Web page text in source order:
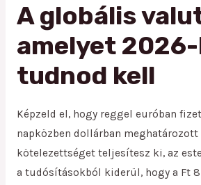
A globális
amelyet
tudnod kell
Képzeld el, hogy reggel euróban
napközben dollárban meghatározott
kötelezettséget teljesítesz ki, az
a tudósításokból kiderül, hogy a Ft